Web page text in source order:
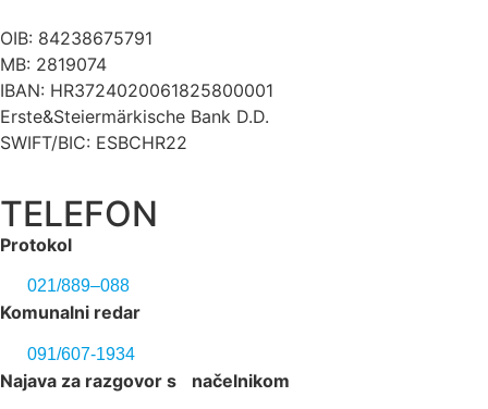
OIB: 84238675791
MB: 2819074
IBAN: HR3724020061825800001
Erste&Steiermärkische Bank D.D.
SWIFT/BIC: ESBCHR22
TELEFON
Protokol
021/889–088
Komunalni redar
091/607-1934
Najava za razgovor s načelnikom